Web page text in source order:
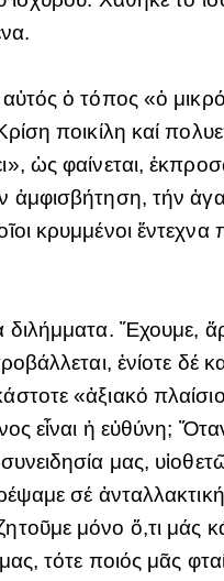
ὁ τόπος «ὁ μικρός
ποικίλη καί
ὡς φαίνεται,
ἀμφισβήτηση, τήν
κρυμμένοι
Ἔχουμε,
ἐνίοτε δέ
«ἀξιακό
εἶναι ἡ εὐθύνη;
μας,
σέ
μόνο ὅ,τι μάς
τότε ποιός μᾶς